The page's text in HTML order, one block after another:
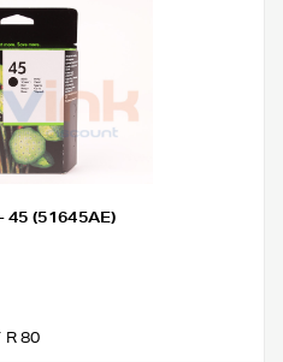
(51645AE)
80